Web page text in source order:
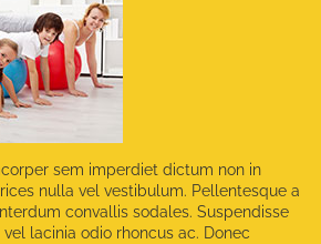
sem imperdiet dictum non in
nulla vel vestibulum. Pellentesque a
convallis sodales. Suspendisse
lacinia odio rhoncus ac. Donec